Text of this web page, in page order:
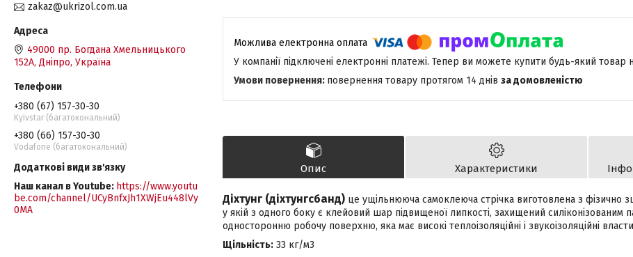
У компанії підключені електронні платежі. Тепер ви можете купити будь-який товар
повернення товару протягом 14 днів за домовленістю
Опис Характеристики
Діхтунг (діхтунгсбанд) це ущільнююча самоклеюча стрічка виготовлена з фізично
у якій з одного боку є клейовий шар підвищеної липкості, захищений силіконізованим
односторонню робочу поверхню, яка має високі теплоізоляційні і звукоізоляційні
Щільність: 33 кг/м3
zakaz@ukrizol.com.ua
49000 пр. Богдана Хмельницького
152А, Дніпро, Україна
+380 (67) 157-30-30
Kyivstar (багатокональний)
+380 (66) 157-30-30
Vodafone (багатокональний)
Наш канал в Youtube https://www.youtu
be.com/channel/UCyBnfxJh1XWjEu448lVy
0MA